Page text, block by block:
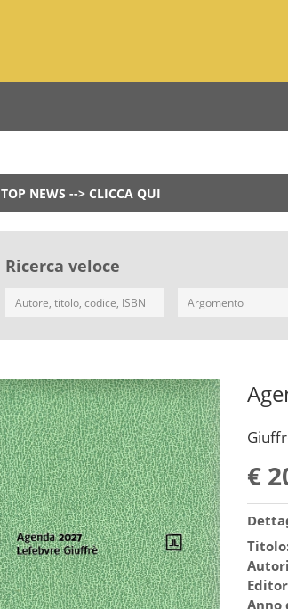
TOP NEWS --> CLICCA QUI
Ricerca veloce
€
Anno